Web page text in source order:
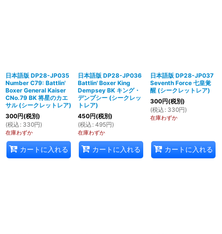
日本語版 DP28-JP035
Number C79: Battlin'
Boxer General Kaiser
CNo.79 BK 将星のカエ
サル (シークレットレア)
300円(税別)
(税込 : 330円)
在庫わずか
カートに入れる
日本語版 DP28-JP036
Battlin' Boxer King
Dempsey BK キング・
デンプシー (シークレッ
トレア)
450円(税別)
(税込 : 495円)
在庫わずか
カートに入れる
日本語版 DP28-JP037
Seventh Force 七皇覚
醒 (シークレットレア)
300円(税別)
(税込 : 330円)
在庫わずか
カートに入れる